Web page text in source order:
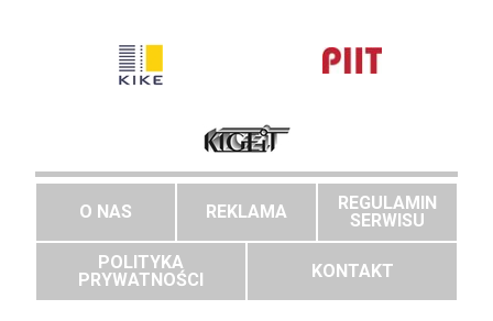
O NAS REKLAMA
REGULAMIN
SERWISU
POLITYKA
PRYWATNOŚCI
KONTAKT